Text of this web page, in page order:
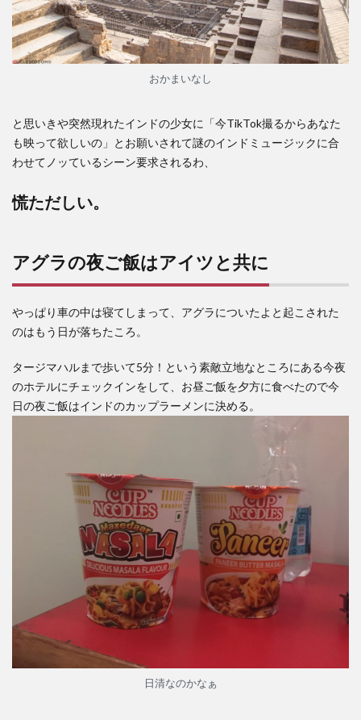
おかまいなし
と思いきや突然現れたインドの少女に「今TikTok撮るからあなた
も映って欲しいの」とお願いされて謎のインドミュージックに合
わせてノッているシーン要求されるわ、
慌ただしい。
アグラの夜ご飯はアイツと共に
やっぱり車の中は寝てしまって、アグラについたよと起こされた
のはもう日が落ちたころ。
タージマハルまで歩いて5分！という素敵立地なところにある今夜
のホテルにチェックインをして、お昼ご飯を夕方に食べたので今
日の夜ご飯はインドのカップラーメンに決める。
日清なのかなぁ